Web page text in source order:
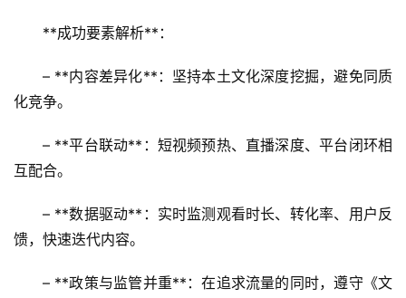
**成功要素解析**：
– **内容差异化**：坚持本土文化深度挖掘，避免同质
化竞争。
– **平台联动**：短视频预热、直播深度、平台闭环相
互配合。
– **数据驱动**：实时监测观看时长、转化率、用户反
馈，快速迭代内容。
– **政策与监管并重**：在追求流量的同时，遵守《文